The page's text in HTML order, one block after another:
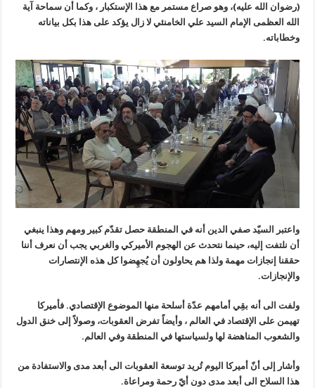
(رضوان الله عليه)، وهو صراع مستمر مع هذا الإستكبار ، وكما أن سماحة آية
الله العظمى الإمام السيد علي الخامنئي لا زال يؤكد على هذا بكل بياناته
وخطاباته.
واعتبر السيّد صفي الدين أنه في المنطقة حصل تقدّم كبير ومهم وهذا ينبغي
أن نلتفت إليه، حينما نتحدث عن الهجوم الأميركي والغربي يجب أن نعرف أننا
حققنا إنجازات مهمة ولذا هم يحاولون أن يُجهِضوا كل هذه الإنتصارات
والإنجازات.
ولفت الى أنه بقِي أمامهم عدّة أسلحة منها الموضوع الإقتصادي. فأميركا
تهيمن على الإقتصاد في العالم ، وأيضاً تفرض العقوبات، وصولاً إلى خنق الدول
والشعوب المناهضة لها ولسياستها في المنطقة وفي العالم.
وأشار إلى أنّ أميركا اليوم تُريد توسعة العقوبات الى أبعد مدى والاستفادة من
هذا السلاح الى أبعد مدى دون أيّ رحمة ومراعاة.